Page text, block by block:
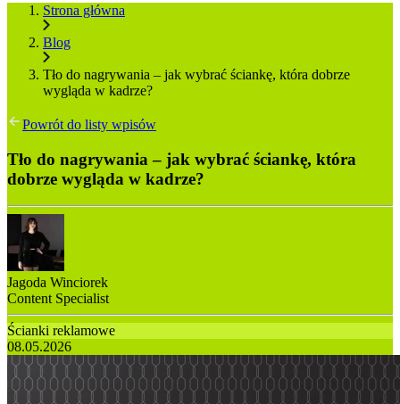
Strona główna
Blog
Tło do nagrywania – jak wybrać ściankę, która dobrze
wygląda w kadrze?
Powrót do listy wpisów
Tło do nagrywania – jak wybrać ściankę, która
dobrze wygląda w kadrze?
Jagoda Winciorek
Content Specialist
Ścianki reklamowe
08.05.2026